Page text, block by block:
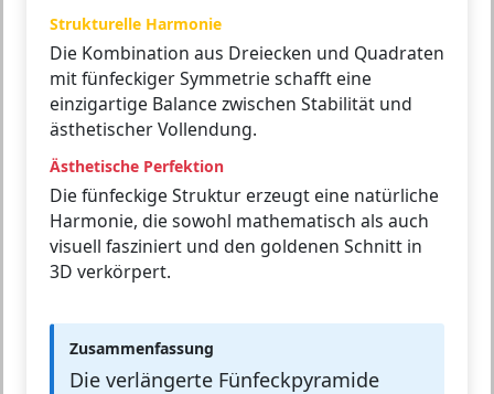
Strukturelle Harmonie
Die Kombination aus Dreiecken und Quadraten
mit fünfeckiger Symmetrie schafft eine
einzigartige Balance zwischen Stabilität und
ästhetischer Vollendung.
Ästhetische Perfektion
Die fünfeckige Struktur erzeugt eine natürliche
Harmonie, die sowohl mathematisch als auch
visuell fasziniert und den goldenen Schnitt in
3D verkörpert.
Zusammenfassung
Die verlängerte Fünfeckpyramide